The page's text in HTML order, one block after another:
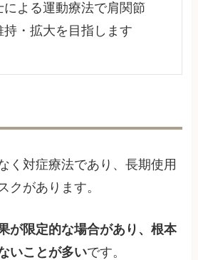
による運動療法で肩関節
持・拡大を目指します
く対症療法であり、長期使用
クがあります。
が限定的な場合があり、根本
いことが多いです。